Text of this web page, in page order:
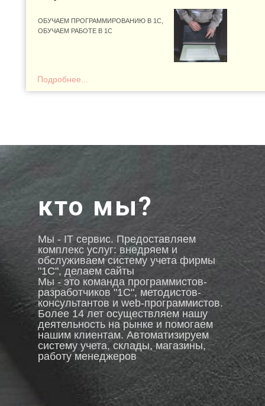
ОБУЧАЕМ ПРОГРАММИРОВАНИЮ В 1С,
ОБУЧАЕМ РАБОТЕ В 1С
Подробнее...
кто мы?
Мы - IT сервис. Предоставляем
комплекс услуг: внедряем и
обслуживаем систему учета фирмы
"1С", делаем сайты
Мы - это команда программистов-
разработчиков "1С", методистов-
консультантов и web-программистов.
Более 14 лет осуществляем нашу
деятельность на рынке и помогаем
нашим клиентам. Автоматизируем
систему учета, склады, магазины,
работу менеджеров